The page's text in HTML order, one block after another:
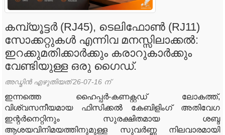
കമ്പ്യൂട്ടർ (RJ45), ടെലിഫോൺ (RJ11)
സോക്കറ്റുകൾ എന്നിവ മനസ്സിലാക്കൽ:
ഇറക്കുമതിക്കാർക്കും കരാറുകാർക്കും
വേണ്ടിയുള്ള ഒരു ഗൈഡ്.
അഡ്മിൻ എഴുതിയത് 26-07-16 ന്
ഇന്നത്തെ ഹൈപ്പർ-കണക്റ്റഡ് ലോകത്ത്,
വിശ്വസനീയമായ ഫിസിക്കൽ കേബിളിംഗ് അതിവേഗ
ഇന്റർനെറ്റിനും സുരക്ഷിതമായ ശബ്ദ
ആശയവിനിമയത്തിനുമുള്ള സുവർണ്ണ നിലവാരമായി